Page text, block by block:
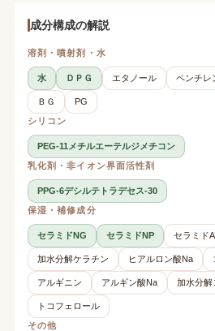
成分構成の解説
溶剤・噴射剤・水
水 ＤＰＧ エタノール ペンチレ
ＢＧ
PG
シリコン
PEG-11メチルエーテルジメチコン
乳化剤・非イオン界面活性剤
PPG-6デシルテトラデセス-30
保湿・補修成分
セラミドNG セラミドNP セラミド
加水分解ケラチン ヒアルロン酸Na
アルギニン アルギン酸Na 加水分解
トコフェロール
その他